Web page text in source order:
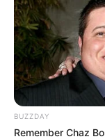
Suchen:
BUZZDAY
Remember Chaz